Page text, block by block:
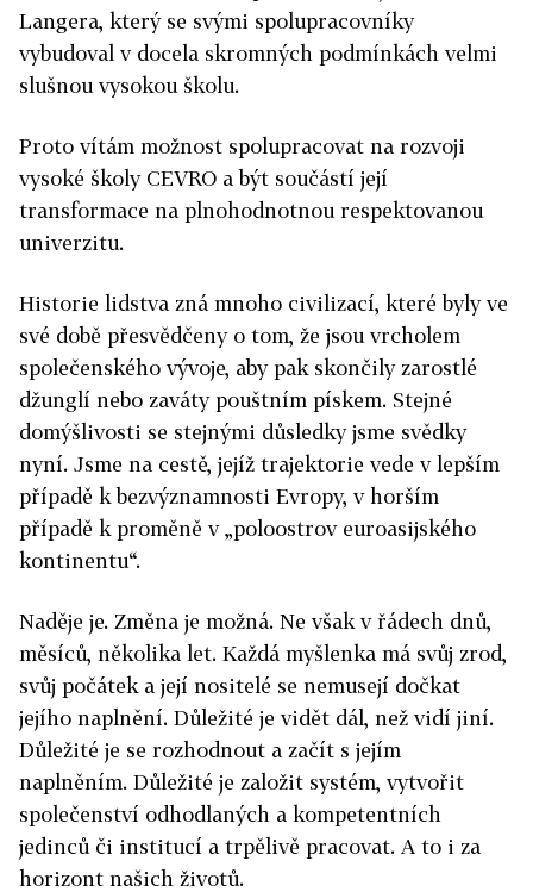
Langera, který se svými spolupracovníky
vybudoval v docela skromných podmínkách velmi
slušnou vysokou školu.
Proto vítám možnost spolupracovat na rozvoji
vysoké školy CEVRO a být součástí její
transformace na plnohodnotnou respektovanou
univerzitu.
Historie lidstva zná mnoho civilizací, které byly ve
své době přesvědčeny o tom, že jsou vrcholem
společenského vývoje, aby pak skončily zarostlé
džunglí nebo zaváty pouštním pískem. Stejné
domýšlivosti se stejnými důsledky jsme svědky
nyní. Jsme na cestě, jejíž trajektorie vede v lepším
případě k bezvýznamnosti Evropy, v horším
případě k proměně v „poloostrov euroasijského
kontinentu“.
Naděje je. Změna je možná. Ne však v řádech dnů,
měsíců, několika let. Každá myšlenka má svůj zrod,
svůj počátek a její nositelé se nemusejí dočkat
jejího naplnění. Důležité je vidět dál, než vidí jiní.
Důležité je se rozhodnout a začít s jejím
naplněním. Důležité je založit systém, vytvořit
společenství odhodlaných a kompetentních
jedinců či institucí a trpělivě pracovat. A to i za
horizont našich životů.